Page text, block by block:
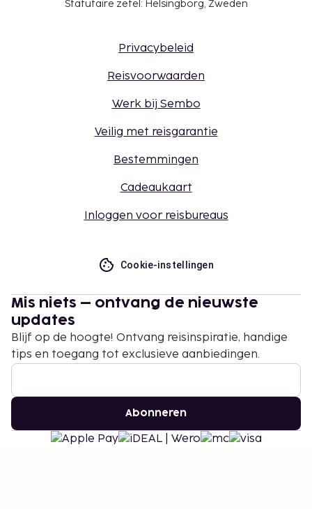
Statutaire zetel: Helsingborg, Zweden
Privacybeleid
Reisvoorwaarden
Werk bij Sembo
Veilig met reisgarantie
Bestemmingen
Cadeaukaart
Inloggen voor reisbureaus
Cookie-instellingen
Mis niets – ontvang de nieuwste
updates
Blijf op de hoogte! Ontvang reisinspiratie, handige
tips en toegang tot exclusieve aanbiedingen.
Abonneren